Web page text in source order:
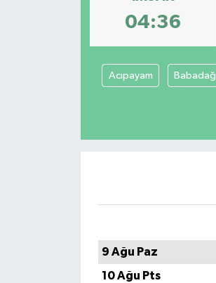
04:36
Acıpayam Babadağ
9 Ağu Paz
10 Ağu Pts
YAYLADERE